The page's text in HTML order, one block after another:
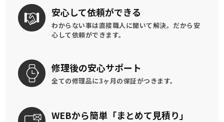
安心して依頼ができる
わからない事は直接職人に聞いて解決。 だから安
心して依頼ができます。
修理後の安心サポート
全ての修理品に3ヶ月の保証がつきます。
WEBから簡単 「まとめて見積り」